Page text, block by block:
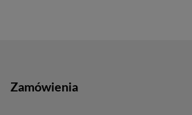
Zamówienia